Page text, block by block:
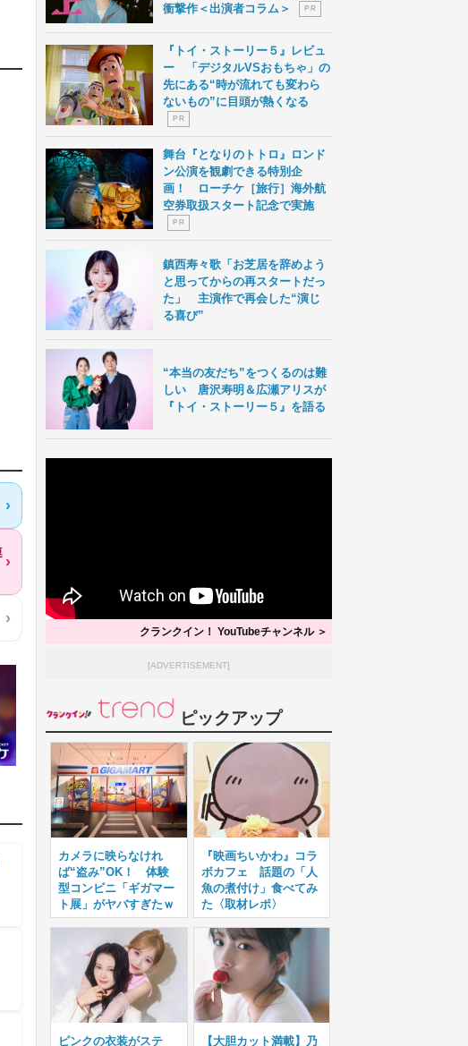
衝撃作＜出演者コラム＞
P R
『トイ・ストーリー５』レビュ
ー 「デジタルVSおもちゃ」の
先にある“時が流れても変わら
ないもの”に目頭が熱くなる
P R
舞台『となりのトトロ』ロンド
ン公演を観劇できる特別企
画！ ローチケ［旅行］海外航
空券取扱スタート記念で実施
P R
鎮西寿々歌「お芝居を辞めよう
と思ってからの再スタートだっ
た」 主演作で再会した“演じ
る喜び”
“本当の友だち”をつくるのは難
しい 唐沢寿明＆広瀬アリスが
『トイ・ストーリー５』を語る
クランクイン！ YouTubeチャンネル ＞
[ADVERTISEMENT]
ピックアップ
カメラに映らなけれ
ば“盗み”OK！ 体験
型コンビニ「ギガマー
ト展」がヤバすぎたｗ
『映画ちいかわ』コラ
ボカフェ 話題の「人
魚の煮付け」食べてみ
た〈取材レポ〉
ピンクの衣装がステ 【大胆カット満載】乃